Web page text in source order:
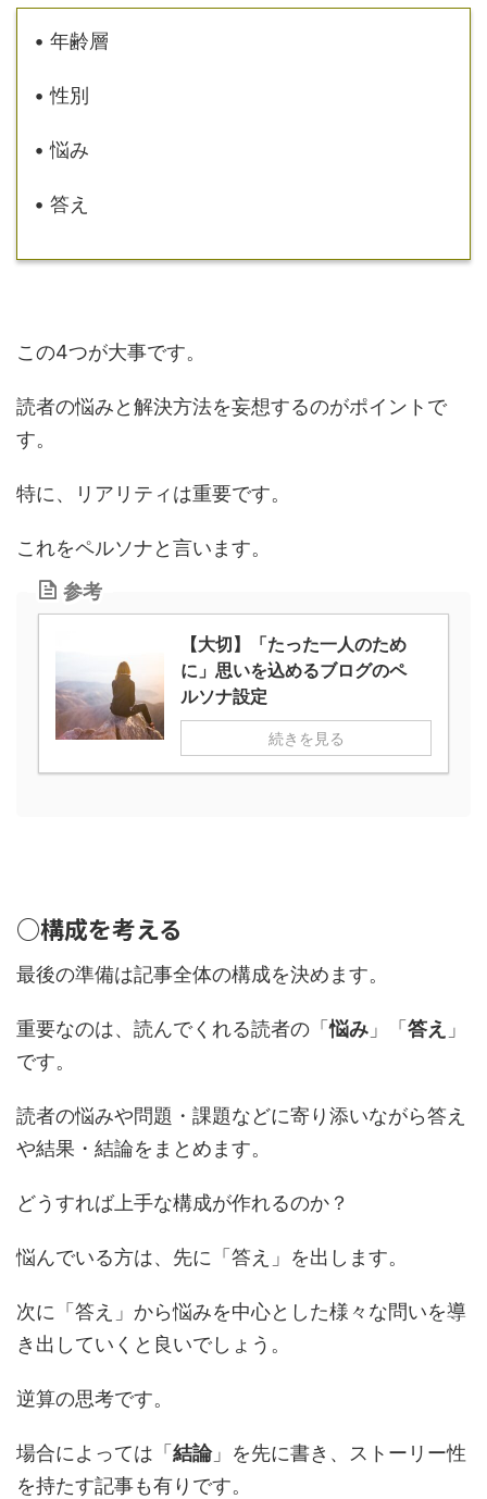
• 年齢層
• 性別
• 悩み
• 答え
この4つが大事です。
読者の悩みと解決方法を妄想するのがポイントで
す。
特に、リアリティは重要です。
これをペルソナと言います。
参考
【大切】「たった一人のため
に」思いを込めるブログのペ
ルソナ設定
続きを見る
○構成を考える
最後の準備は記事全体の構成を決めます。
重要なのは、読んでくれる読者の「悩み 」「 答え 」
です。
読者の悩みや問題・課題などに寄り添いながら答え
や結果・結論をまとめます。
どうすれば上手な構成が作れるのか？
悩んでいる方は、先に「 答え 」を出します。
次に「答え」から悩みを中心とした様々な問いを導
き出していくと良いでしょう。
逆算の思考です。
場合によっては「 結論」を先に書き、ストーリー性
を持たす記事も有りです。